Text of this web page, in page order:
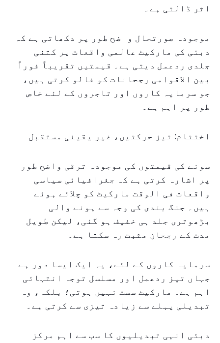
اثر ڈالتی ہے۔
موجودہ صورتحال واضح طور پر دکھاتی ہے کہ
دبئی کی مارکیٹ عالمی واقعات پر کتنی
جلدی ردعمل دیتی ہے۔ قیمتیں تقریباً فوراً
بین الاقوامی رجحانات کو فالو کرتی ہیں،
جو سرمایہ کاروں اور تاجروں کے لئے خاص
طور پر اہم ہے۔
اختتام: تیز حرکتیں، غیر یقینی مستقبل
سونے کی قیمتوں کی موجودہ ترقی واضح طور
پر اشارہ کرتی ہے کہ جغرافیائی سیاسی
واقعات فی الوقت مارکیٹ کو چلائے ہوئے
ہیں۔ جنگ بندی کی وجہ سے ہونے والی
بڑھوتری جلد ہی خفیف ہو گئی، لیکن طویل
مدت کے رجحان مثبت رہ سکتا ہے۔
سرمایہ کاروں کے لئے، یہ ایک ایسا دور ہے
جہاں تیز ردعمل اور مسلسل توجہ انتہائی
اہم ہے۔ مارکیٹ سست نہیں ہوتی؛ بلکہ، وہ
تبدیلی پہلے سے زیادہ تیزی سے کرتی ہے۔
دبئی انہی تبدیلیوں کا سب سے اہم مرکز